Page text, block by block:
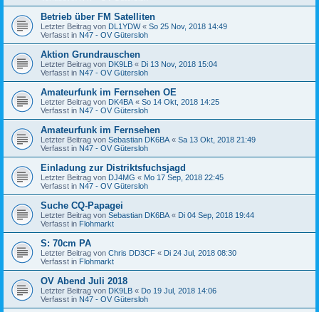
Betrieb über FM Satelliten
Letzter Beitrag von DL1YDW« So 25 Nov, 2018 14:49
Verfasst in N47 - OV Gütersloh
Aktion Grundrauschen
Letzter Beitrag von DK9LB « Di 13 Nov, 2018 15:04
Verfasst in N47 - OV Gütersloh
Amateurfunk im Fernsehen OE
Letzter Beitrag von DK4BA « So 14 Okt, 2018 14:25
Verfasst in N47 - OV Gütersloh
Amateurfunk im Fernsehen
Letzter Beitrag von Sebastian DK6BA « Sa 13 Okt, 2018 21:49
Verfasst in N47 - OV Gütersloh
Einladung zur Distriktsfuchsjagd
Letzter Beitrag von DJ4MG « Mo 17 Sep, 2018 22:45
Verfasst in N47 - OV Gütersloh
Suche CQ-Papagei
Letzter Beitrag von Sebastian DK6BA « Di 04 Sep, 2018 19:44
Verfasst in Flohmarkt
S: 70cm PA
Letzter Beitrag von Chris DD3CF « Di 24 Jul, 2018 08:30
Verfasst in Flohmarkt
OV Abend Juli 2018
Letzter Beitrag von DK9LB « Do 19 Jul, 2018 14:06
Verfasst in N47 - OV Gütersloh